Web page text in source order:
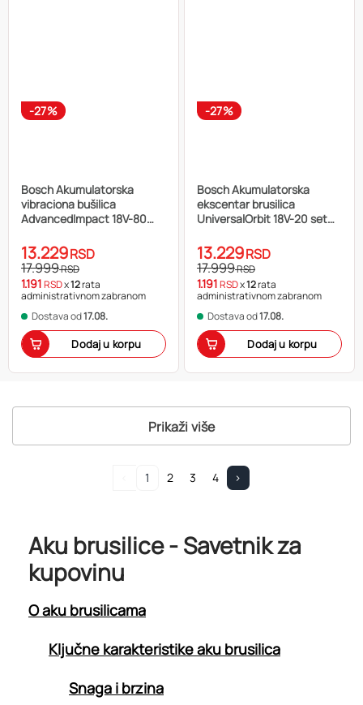
-27%
Bosch Akumulatorska
vibraciona bušilica
AdvancedImpact 18V-80
13.229RSD
17.999RSD
1.191RSDx12rata
administrativnom zabranom
Dostava od17.08.
Dodaj u korpu
-27%
Bosch Akumulatorska
ekscentar brusilica
UniversalOrbit 18V-20 set
13.229RSD
17.999RSD
1.191RSDx12rata
administrativnom zabranom
Dostava od17.08.
Dodaj u korpu
Prikaži više
1 2 3 4 >
Aku brusilice - Savetnik za
kupovinu
O aku brusilicama
Ključne karakteristike aku brusilica
Snaga i brzina